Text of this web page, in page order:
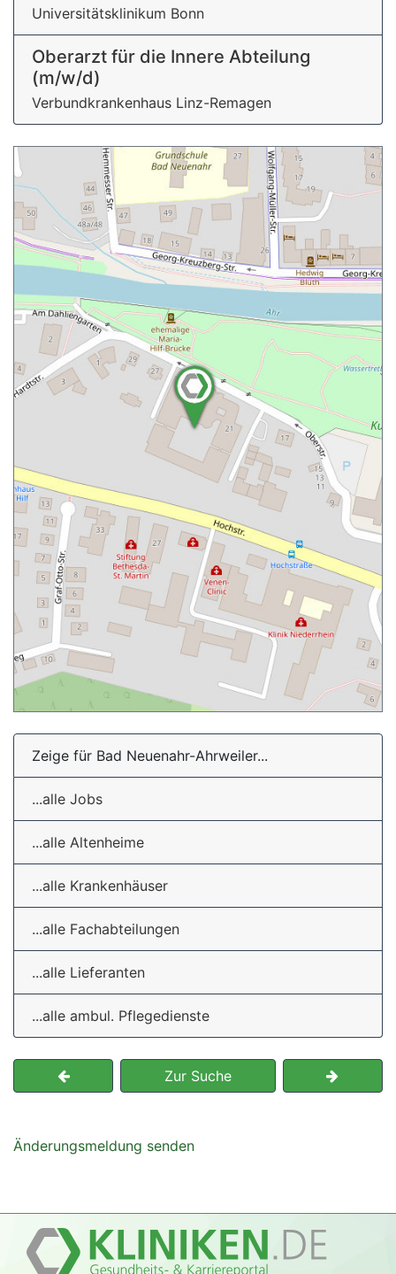
Universitätsklinikum Bonn
Oberarzt für die Innere Abteilung
(m/w/d)
Verbundkrankenhaus Linz-Remagen
Zeige für Bad Neuenahr-Ahrweiler...
...alle Jobs
...alle Altenheime
...alle Krankenhäuser
...alle Fachabteilungen
...alle Lieferanten
...alle ambul. Pflegedienste
Zur Suche
Änderungsmeldung senden